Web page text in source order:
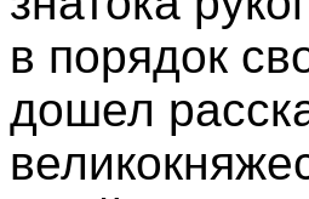
в порядок
дошел